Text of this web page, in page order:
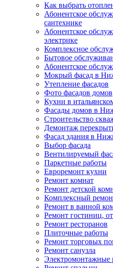
Как выбрать
Абонентское
сантехнике
Абонентское
электрике
Комплексное
Бытовое
Абонентское
Мокрый фасад в
Утепление фасадов
Фото фасадов домов
Кухни в
Фасады домов в
Строительство
Демонтаж
Фасад здания в
Выбор фасада
Вентилируемый
Паркетные работы
Евроремонт кухни
Ремонт комнат
Ремонт детской
Комплексный
Ремонт в ванной
Ремонт гостиниц,
Ремонт ресторанов
Плиточные работы
Ремонт торговых
Ремонт санузла
Электромонтажные